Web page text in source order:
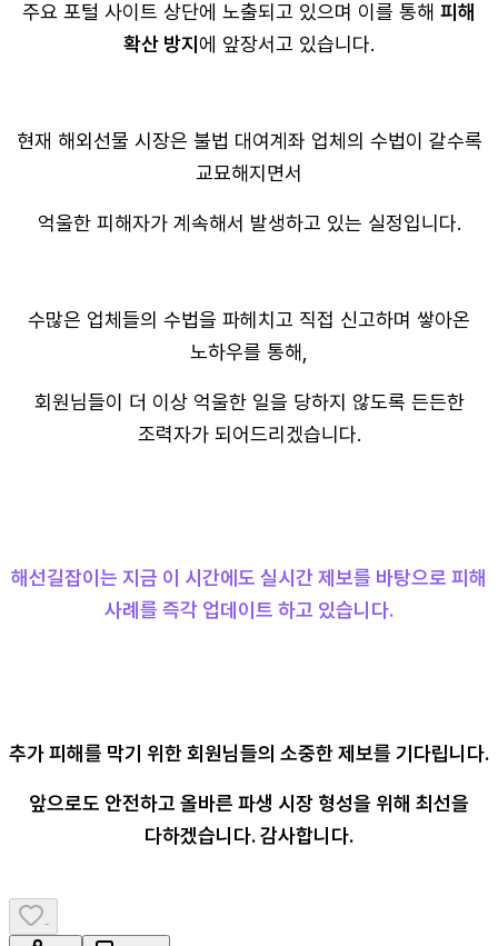
주요 포털 사이트 상단에 노출되고 있으며 이를 통해 피해
확산 방지 에 앞장서고 있습니다.
현재 해외선물 시장은 불법 대여계좌 업체의 수법이 갈수록
교묘해지면서
억울한 피해자가 계속해서 발생하고 있는 실정입니다.
수많은 업체들의 수법을 파헤치고 직접 신고하며 쌓아온
노하우를 통해,
회원님들이 더 이상 억울한 일을 당하지 않도록 든든한
조력자가 되어드리겠습니다.
해선길잡이는 지금 이 시간에도 실시간 제보를 바탕으로 피해
사례를 즉각 업데이트 하고 있습니다.
추가 피해를 막기 위한 회원님들의 소중한 제보를 기다립니다.
앞으로도 안전하고 올바른 파생 시장 형성을 위해 최선을
다하겠습니다. 감사합니다.
-